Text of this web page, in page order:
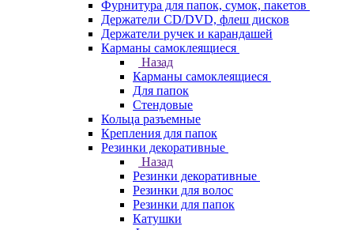
Фурнитура для папок, сумок, пакетов
Держатели CD/DVD, флеш дисков
Держатели ручек и карандашей
Карманы самоклеящиеся
Назад
Карманы самоклеящиеся
Для папок
Стендовые
Кольца разъемные
Крепления для папок
Резинки декоративные
Назад
Резинки декоративные
Резинки для волос
Резинки для папок
Катушки